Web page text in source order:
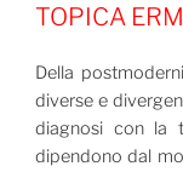
TOPICA
Della
diverse e
diagnosi con la
dipendono dal